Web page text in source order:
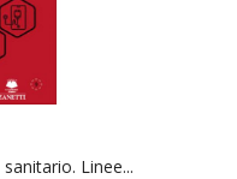
Linee...